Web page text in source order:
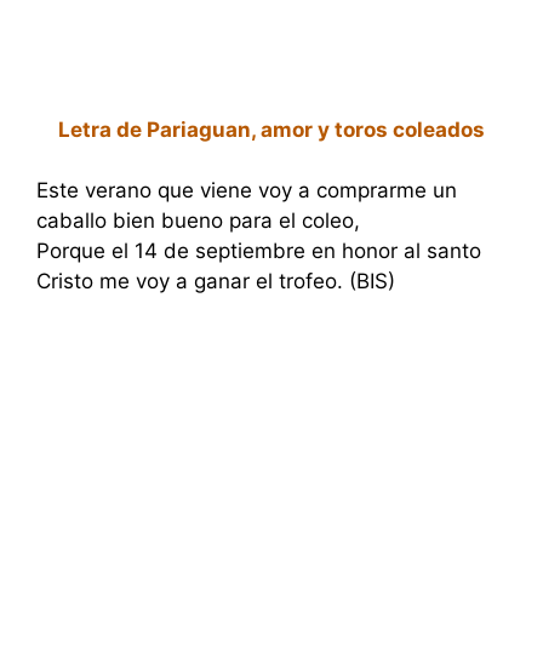
Letra de Pariaguan, amor y toros coleados
Este verano que viene voy a comprarme un
caballo bien bueno para el coleo,
Porque el 14 de septiembre en honor al santo
Cristo me voy a ganar el trofeo. (BIS)